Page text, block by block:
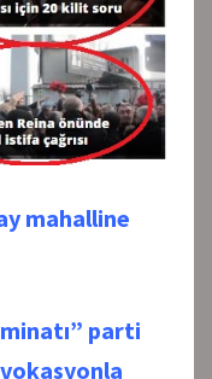
mahalline
parti